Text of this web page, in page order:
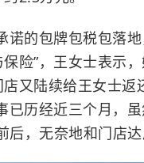
诺的包牌包税包落
险”，王女士表示
又陆续给王女士
已历经近三个月，
后，无奈地和门店达